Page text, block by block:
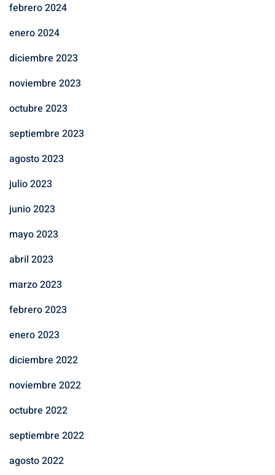
febrero 2024
enero 2024
diciembre 2023
noviembre 2023
octubre 2023
septiembre 2023
agosto 2023
julio 2023
junio 2023
mayo 2023
abril 2023
marzo 2023
febrero 2023
enero 2023
diciembre 2022
noviembre 2022
octubre 2022
septiembre 2022
agosto 2022